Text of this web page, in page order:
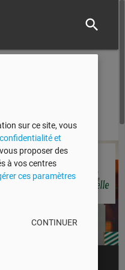
search
sur ce site, vous
et
proposer des
à vos centres
ces paramètres
CONTINUER